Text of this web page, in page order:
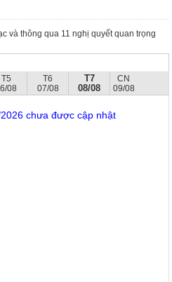
và thông qua 11 nghị quyết quan trọng
T5
08
T6
07/08
T7
08/08
CN
09/08
chưa được cập nhật